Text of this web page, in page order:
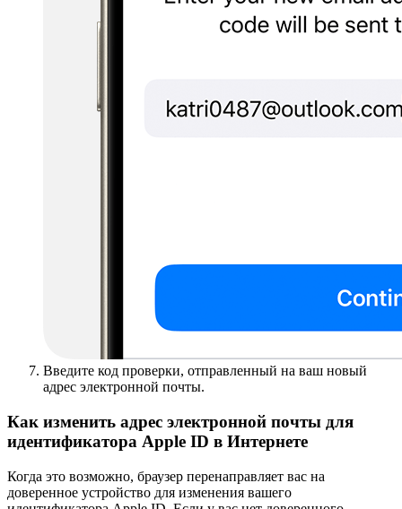
Введите код проверки, отправленный на ваш новый
адрес электронной почты.
Как изменить адрес электронной почты для
идентификатора Apple ID в Интернете
Когда это возможно, браузер перенаправляет вас на
доверенное устройство для изменения вашего